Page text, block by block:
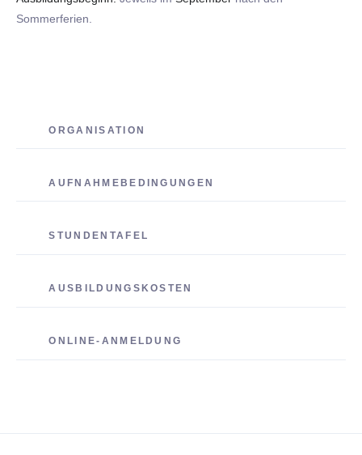
Sommerferien.
ORGANISATION
AUFNAHMEBEDINGUNGEN
STUNDENTAFEL
AUSBILDUNGSKOSTEN
ONLINE-ANMELDUNG